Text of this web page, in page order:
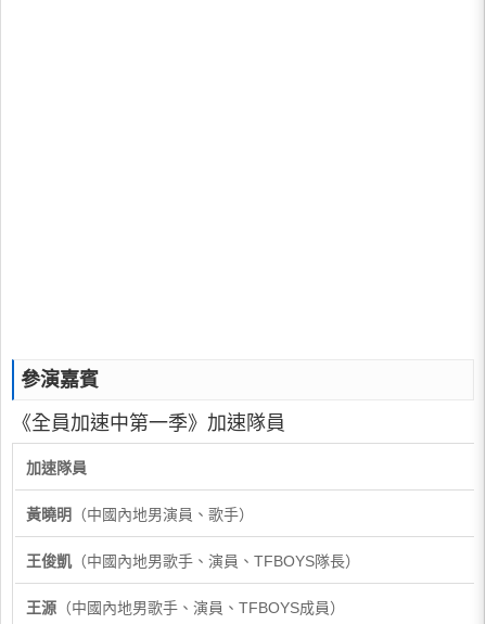
參演嘉賓
《全員加速中第一季》加速隊員
加速隊員
黃曉明 （中國內地男演員、歌手）
王俊凱 （中國內地男歌手、演員、TFBOYS隊長）
王源 （中國內地男歌手、演員、TFBOYS成員）